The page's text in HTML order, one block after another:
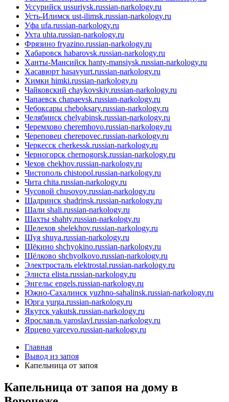
Уссурийск ussuriysk.russian-narkology.ru
Усть-Илимск ust-ilimsk.russian-narkology.ru
Уфа ufa.russian-narkology.ru
Ухта uhta.russian-narkology.ru
Фрязино fryazino.russian-narkology.ru
Хабаровск habarovsk.russian-narkology.ru
Ханты-Мансийск hanty-mansiysk.russian-narkology.ru
Хасавюрт hasavyurt.russian-narkology.ru
Химки himki.russian-narkology.ru
Чайковский chaykovskiy.russian-narkology.ru
Чапаевск chapaevsk.russian-narkology.ru
Чебоксары cheboksary.russian-narkology.ru
Челябинск chelyabinsk.russian-narkology.ru
Черемхово cheremhovo.russian-narkology.ru
Череповец cherepovec.russian-narkology.ru
Черкесск cherkessk.russian-narkology.ru
Черногорск chernogorsk.russian-narkology.ru
Чехов chekhov.russian-narkology.ru
Чистополь chistopol.russian-narkology.ru
Чита chita.russian-narkology.ru
Чусовой chusovoy.russian-narkology.ru
Шадринск shadrinsk.russian-narkology.ru
Шали shali.russian-narkology.ru
Шахты shahty.russian-narkology.ru
Шелехов shelekhov.russian-narkology.ru
Шуя shuya.russian-narkology.ru
Щёкино shchyokino.russian-narkology.ru
Щёлково shchyolkovo.russian-narkology.ru
Электросталь elektrostal.russian-narkology.ru
Элиста elista.russian-narkology.ru
Энгельс engels.russian-narkology.ru
Южно-Сахалинск yuzhno-sahalinsk.russian-narkology.ru
Юрга yurga.russian-narkology.ru
Якутск yakutsk.russian-narkology.ru
Ярославль yaroslavl.russian-narkology.ru
Ярцево yarcevo.russian-narkology.ru
Главная
Вывод из запоя
Капельница от запоя
Капельница от запоя на дому в